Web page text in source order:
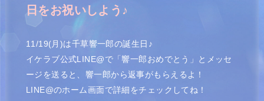
日をお祝いしよう♪
11/19(月)は千草響一郎の誕生日♪
イケラブ公式LINE@で「響一郎おめでとう」とメッセ
ージを送ると、響一郎から返事がもらえるよ！
LINE@のホーム画面で詳細をチェックしてね！